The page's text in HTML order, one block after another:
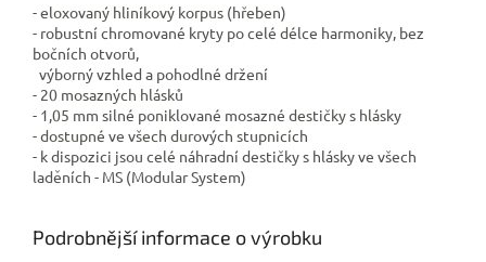
- eloxovaný hliníkový korpus (hřeben)
- robustní chromované kryty po celé délce harmoniky, bez
bočních otvorů,
výborný vzhled a pohodlné držení
- 20 mosazných hlásků
- 1,05 mm silné poniklované mosazné destičky s hlásky
- dostupné ve všech durových stupnicích
- k dispozici jsou celé náhradní destičky s hlásky ve všech
laděních - MS (Modular System)
Podrobnější informace o výrobku